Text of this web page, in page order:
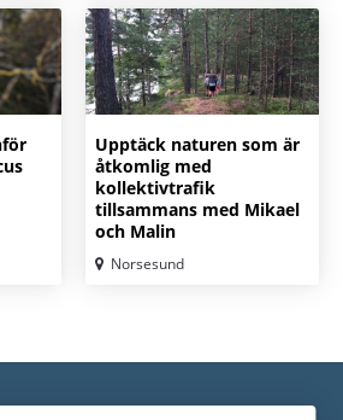
Upptäck naturen som är
åtkomlig med
kollektivtrafik
tillsammans med Mikael
och Malin
Norsesund